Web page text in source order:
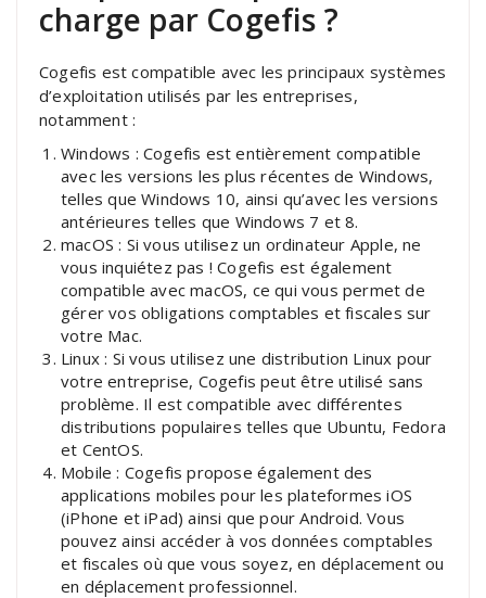
charge par Cogefis ?
Cogefis est compatible avec les principaux systèmes
d’exploitation utilisés par les entreprises,
notamment :
Windows : Cogefis est entièrement compatible
avec les versions les plus récentes de Windows,
telles que Windows 10, ainsi qu’avec les versions
antérieures telles que Windows 7 et 8.
macOS : Si vous utilisez un ordinateur Apple, ne
vous inquiétez pas ! Cogefis est également
compatible avec macOS, ce qui vous permet de
gérer vos obligations comptables et fiscales sur
votre Mac.
Linux : Si vous utilisez une distribution Linux pour
votre entreprise, Cogefis peut être utilisé sans
problème. Il est compatible avec différentes
distributions populaires telles que Ubuntu, Fedora
et CentOS.
Mobile : Cogefis propose également des
applications mobiles pour les plateformes iOS
(iPhone et iPad) ainsi que pour Android. Vous
pouvez ainsi accéder à vos données comptables
et fiscales où que vous soyez, en déplacement ou
en déplacement professionnel.